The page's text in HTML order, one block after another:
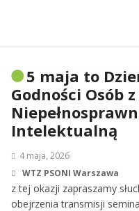
5 maja to
Godności Osób z
Intelektualną
4 maja, 2026
WTZ PSONI Warszawa
z tej okazji zapraszamy
obejrzenia transmisji